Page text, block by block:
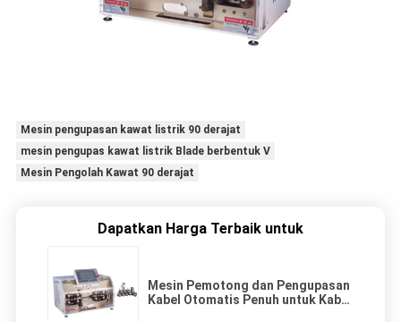
Mesin pengupasan kawat listrik 90 derajat
mesin pengupas kawat listrik Blade berbentuk V
Mesin Pengolah Kawat 90 derajat
Dapatkan Harga Terbaik untuk
Mesin Pemotong dan Pengupasan
Kabel Otomatis Penuh untuk Kabel